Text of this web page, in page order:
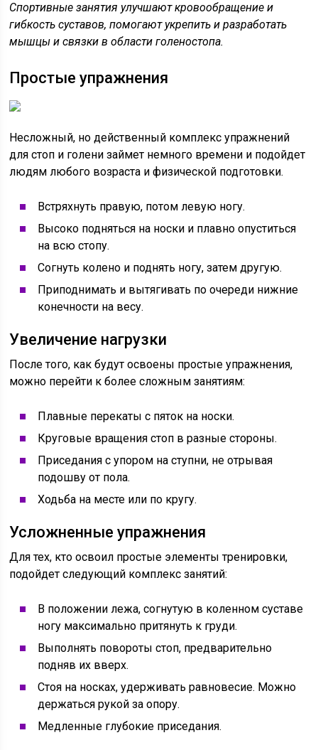
Спортивные занятия улучшают кровообращение и
гибкость суставов, помогают укрепить и разработать
мышцы и связки в области голеностопа.
Простые упражнения
Несложный, но действенный комплекс упражнений
для стоп и голени займет немного времени и подойдет
людям любого возраста и физической подготовки.
Встряхнуть правую, потом левую ногу.
Высоко подняться на носки и плавно опуститься
на всю стопу.
Согнуть колено и поднять ногу, затем другую.
Приподнимать и вытягивать по очереди нижние
конечности на весу.
Увеличение нагрузки
После того, как будут освоены простые упражнения,
можно перейти к более сложным занятиям:
Плавные перекаты с пяток на носки.
Круговые вращения стоп в разные стороны.
Приседания с упором на ступни, не отрывая
подошву от пола.
Ходьба на месте или по кругу.
Усложненные упражнения
Для тех, кто освоил простые элементы тренировки,
подойдет следующий комплекс занятий:
В положении лежа, согнутую в коленном суставе
ногу максимально притянуть к груди.
Выполнять повороты стоп, предварительно
подняв их вверх.
Стоя на носках, удерживать равновесие. Можно
держаться рукой за опору.
Медленные глубокие приседания.